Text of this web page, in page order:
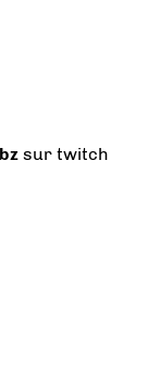
sur twitch